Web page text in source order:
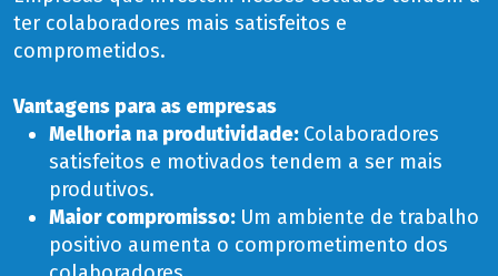
ter colaboradores mais satisfeitos e
comprometidos.
Vantagens para as empresas
Melhoria na produtividade: Colaboradores
satisfeitos e motivados tendem a ser mais
produtivos.
Maior compromisso: Um ambiente de trabalho
positivo aumenta o comprometimento dos